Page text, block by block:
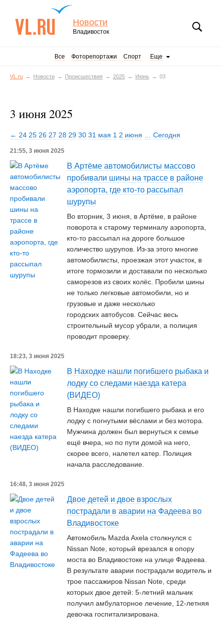
Новости
Владивосток
Все Фоторепортажи Спорт Еще
VL.ru Новости Происшествия 2025 Июнь 03
3 июня 2025
← 24 25 26 27 28 29 30 31 мая 1 2 июня Сегодня
21:55, 3 июня 2025
В Артёме автомобилисты массово
пробивали шины на трассе в районе
аэропорта, где кто-то рассыпал
шурупы
Во вторник, 3 июня, в Артёме, в районе
поворота к старому терминалу аэропорта,
кто-то рассыпал на дороге большое
количество шурупов. Из-за этого многие
автомобилисты, проезжая этот участок, в
итоге тормозили и доставали по несколько
саморезов из своих колёс. Пробили шины
не только легковые автомобили, но и
грузовые и даже несколько
городских автобусов. Сейчас весь
строительный мусор убрали, а полиция
проводит проверку.
18:23, 3 июня 2025
В Находке нашли погибшего рыбака и
лодку со следами наезда катера
(ВИДЕО)
В Находке нашли погибшего рыбака и его
лодку с погнутыми вёслами и без мотора.
Мужчина должен был вернуться к семье
ещё вчера, но по пути домой на него,
скорее всего, налетел катер. Полиция
начала расследование.
16:48, 3 июня 2025
Двое детей и двое взрослых
пострадали в аварии на Фадеева во
Владивостоке
Автомобиль Mazda Axela столкнулся с
Nissan Note, который врезался в опору
моста во Владивостоке на улице Фадеева.
В результате аварии пострадали водитель и
трое пассажиров Nissan Note, среди
которых двое детей: 5-летний мальчик
получил амбулаторное лечение, 12-летняя
девочка госпитализирована.